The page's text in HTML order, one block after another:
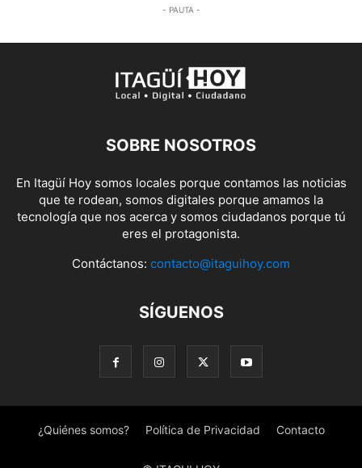
- PAUTA -
SOBRE NOSOTROS
En Itagüí Hoy somos locales porque contamos las noticias
que te rodean, somos digitales porque amamos la
tecnología que nos acerca y somos ciudadanos porque tú
eres el protagonista.
Contáctanos: contacto@itaguihoy.com
SÍGUENOS
¿Quiénes somos? Política de Privacidad Contacto